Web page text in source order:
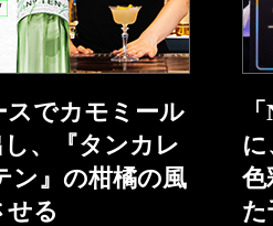
スでカモミール
、『タンカレ
ン』の柑橘の風
せる
た